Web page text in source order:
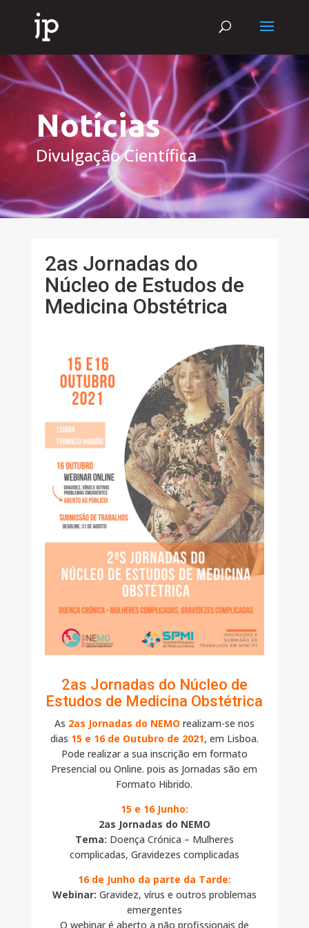
Notícias
Divulgação Científica
2as Jornadas do
Núcleo de Estudos de
Medicina Obstétrica
2as Jornadas do Núcleo de
Estudos de Medicina Obstétrica
As 2as Jornadas do NEMO realizam-se nos
dias 15 e 16 de Outubro de 2021, em Lisboa.
Pode realizar a sua inscrição em formato
Presencial ou Online. pois as Jornadas são em
Formato Hibrido.
15 e 16 Junho:
2as Jornadas do NEMO
Tema: Doença Crónica – Mulheres
complicadas, Gravidezes complicadas
16 de Junho da parte da Tarde:
Webinar: Gravidez, vírus e outros problemas
emergentes
O webinar é aberto a não profissionais de